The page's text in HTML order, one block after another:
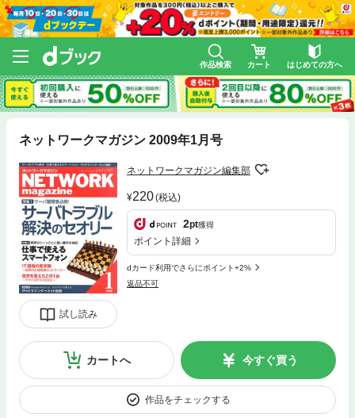
作品検索 カート はじめての方へ
ネットワークマガジン 2009年1月号
試し読み
ネットワークマガジン編集部
220(税込)
2pt獲得
ポイント詳細
dカード利用でさらにポイント+2%
返品不可
カートへ 今すぐ買う
作品をチェックする